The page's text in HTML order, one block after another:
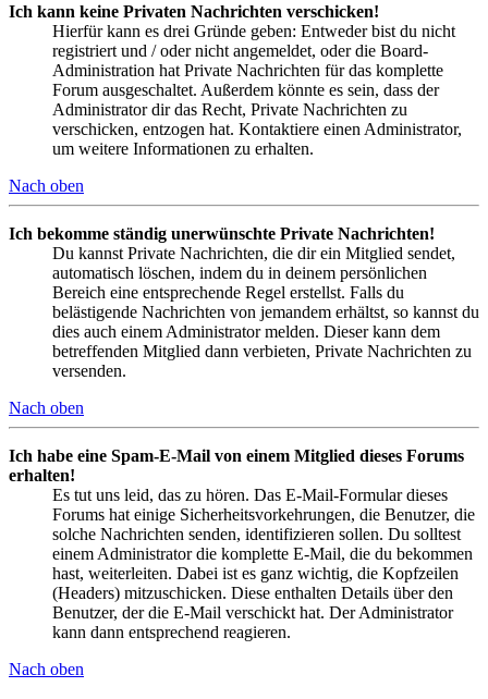
Ich kann keine Privaten Nachrichten verschicken!
Hierfür kann es drei Gründe geben: Entweder bist du nicht
registriert und / oder nicht angemeldet, oder die Board-
Administration hat Private Nachrichten für das komplette
Forum ausgeschaltet. Außerdem könnte es sein, dass der
Administrator dir das Recht, Private Nachrichten zu
verschicken, entzogen hat. Kontaktiere einen Administrator,
um weitere Informationen zu erhalten.
Nach oben
Ich bekomme ständig unerwünschte Private Nachrichten!
Du kannst Private Nachrichten, die dir ein Mitglied sendet,
automatisch löschen, indem du in deinem persönlichen
Bereich eine entsprechende Regel erstellst. Falls du
belästigende Nachrichten von jemandem erhältst, so kannst du
dies auch einem Administrator melden. Dieser kann dem
betreffenden Mitglied dann verbieten, Private Nachrichten zu
versenden.
Nach oben
Ich habe eine Spam-E-Mail von einem Mitglied dieses Forums
erhalten!
Es tut uns leid, das zu hören. Das E-Mail-Formular dieses
Forums hat einige Sicherheitsvorkehrungen, die Benutzer, die
solche Nachrichten senden, identifizieren sollen. Du solltest
einem Administrator die komplette E-Mail, die du bekommen
hast, weiterleiten. Dabei ist es ganz wichtig, die Kopfzeilen
(Headers) mitzuschicken. Diese enthalten Details über den
Benutzer, der die E-Mail verschickt hat. Der Administrator
kann dann entsprechend reagieren.
Nach oben